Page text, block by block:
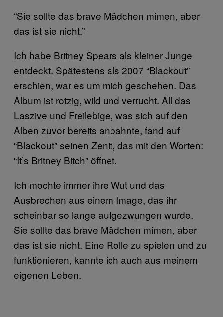
“Sie sollte das brave Mädchen mimen, aber
das ist sie nicht.”
Ich habe Britney Spears als kleiner Junge
entdeckt. Spätestens als 2007 “Blackout”
erschien, war es um mich geschehen. Das
Album ist rotzig, wild und verrucht. All das
Laszive und Freilebige, was sich auf den
Alben zuvor bereits anbahnte, fand auf
“Blackout” seinen Zenit, das mit den Worten:
“It’s Britney Bitch” öffnet.
Ich mochte immer ihre Wut und das
Ausbrechen aus einem Image, das ihr
scheinbar so lange aufgezwungen wurde.
Sie sollte das brave Mädchen mimen, aber
das ist sie nicht. Eine Rolle zu spielen und zu
funktionieren, kannte ich auch aus meinem
eigenen Leben.